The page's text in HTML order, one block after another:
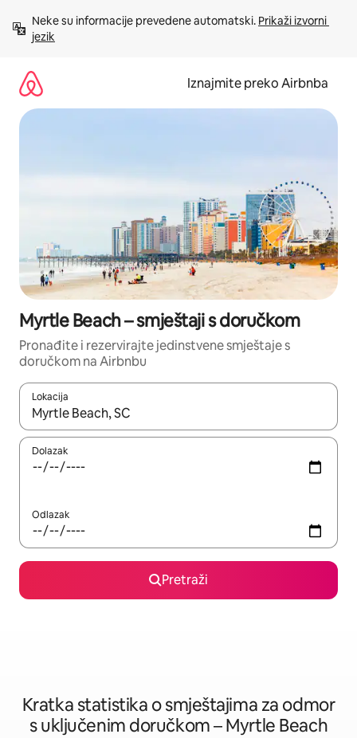
sadržaj
Neke su informacije prevedene automatski. Prikaži izvorni
jezik
Iznajmite preko Airbnba
Myrtle Beach – smještaji s doručkom
Pronađite i rezervirajte jedinstvene smještaje s
doručkom na Airbnbu
Lokacija
Kada budu dostupni rezultati, moći ćete ih pregledati
Dolazak
Odlazak
Pretraži
Kratka statistika o smještajima za odmor
s uključenim doručkom – Myrtle Beach